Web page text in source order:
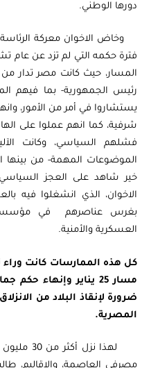
دورها الوطني.
وخاض الاخوان معركة الرئاسة
فترة حكمه التي لم تزد عن عام
المسار، حيث كانت مصر تدار
رئيس الجمهورية- بما فيهم
يستشاروا في أمر من الأمور،
شرفية، كما انهم عملوا على
فشلهم السياسي، وكانت
الموضوعات المهمة- من
خير شاهد على العجز
الاخوان، الذي انشغلوا فيه
بغرس عناصرهم في
العسكرية والأمنية.
كل هذه الممارسات كانت
مسار 25 يناير وإنهاء
ضرورة لإنقاذ البلاد من
المصرية.
مصرفي العاصمة، والاقاليم،